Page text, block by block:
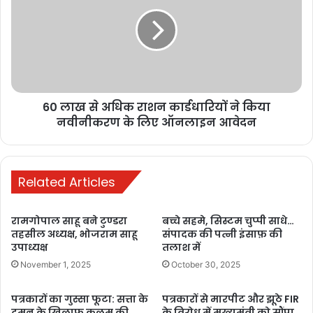
घटीं बिजली दरें तो
सीएम हाउस का
November 17,
साय से जेड ब्लू
लाइफस्टाइल के
संस्थापक की
छत्तीसगढ़ में
60 लाख से अधिक राशन कार्डधारियों ने किया
नवीनीकरण के लिए ऑनलाइन आवेदन
Related Articles
रामगोपाल साहू बने टुण्डरा
तहसील अध्यक्ष, भोजराम साहू
उपाध्यक्ष
November 1, 2025
बच्चे सहमे, सिस्टम चुप्पी साधे…
संपादक की पत्नी इंसाफ़ की
तलाश में
October 30, 2025
पत्रकारों का गुस्सा फूटा: सत्ता के
पत्रकारों से मारपीट और झूठे FIR